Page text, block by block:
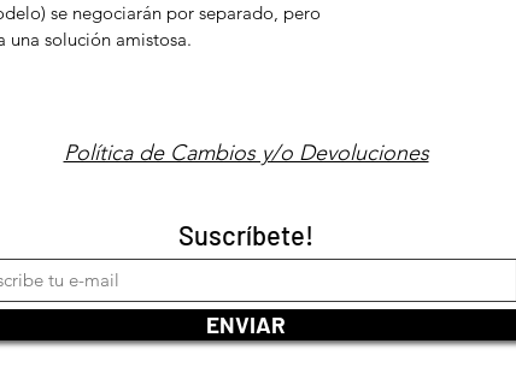
se negociarán por separado, pero
solución amistosa.
Política de Cambios y/o Devoluciones
Suscríbete!
ENVIAR